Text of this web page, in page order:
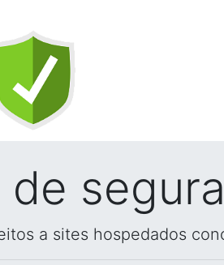
a sites hospedados